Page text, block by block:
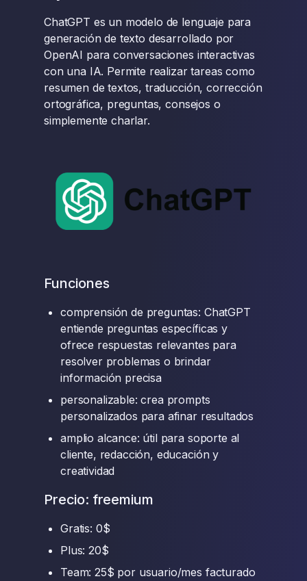
ChatGPT es un modelo de lenguaje para
generación de texto desarrollado por
OpenAI para conversaciones interactivas
con una IA. Permite realizar tareas como
resumen de textos, traducción, corrección
ortográfica, preguntas, consejos o
simplemente charlar.
Funciones
comprensión de preguntas: ChatGPT
entiende preguntas específicas y
ofrece respuestas relevantes para
resolver problemas o brindar
información precisa
personalizable: crea prompts
personalizados para afinar resultados
amplio alcance: útil para soporte al
cliente, redacción, educación y
creatividad
Precio: freemium
Gratis: 0$
Plus: 20$
Team: 25$ por usuario/mes facturado